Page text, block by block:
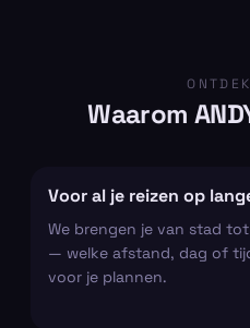
Waarom
Voor al je reizen op
We brengen je van stad
— welke afstand, dag of
voor je plannen.